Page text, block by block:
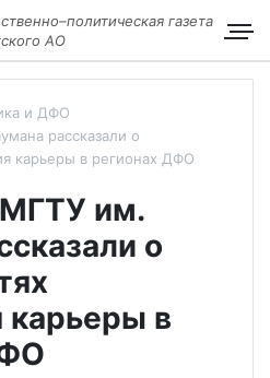
газета
АО
и ДФО
рассказали о
карьеры в регионах ДФО
им.
о
карьеры в